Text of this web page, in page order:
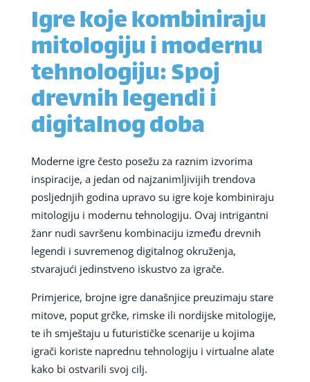
Igre koje kombiniraju
mitologiju i modernu
tehnologiju: Spoj
drevnih legendi i
digitalnog doba
Moderne igre često posežu za raznim izvorima
inspiracije, a jedan od najzanimljivijih trendova
posljednjih godina upravo su igre koje kombiniraju
mitologiju i modernu tehnologiju. Ovaj intrigantni
žanr nudi savršenu kombinaciju između drevnih
legendi i suvremenog digitalnog okruženja,
stvarajući jedinstveno iskustvo za igrače.
Primjerice, brojne igre današnjice preuzimaju stare
mitove, poput grčke, rimske ili nordijske mitologije,
te ih smještaju u futurističke scenarije u kojima
igrači koriste naprednu tehnologiju i virtualne alate
kako bi ostvarili svoj cilj.